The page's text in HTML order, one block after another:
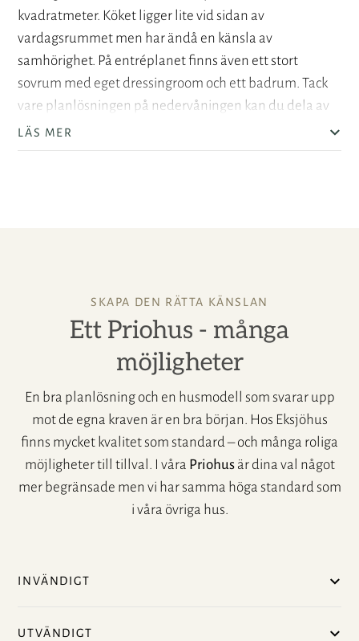
kvadratmeter. Köket ligger lite vid sidan av
vardagsrummet men har ändå en känsla av
samhörighet. På entréplanet finns även ett stort
sovrum med eget dressingroom och ett badrum. Tack
vare planlösningen på nedervåningen kan du dela av
vardagsrummet för att skapa ett till sovrum. Detta är
ett bra alternativ om du vill flytta in i huset snabbt och
övervåningen finns tre stora sovrum där ett ligger nära
klädkammare och wc. Kanske blir detta
LÄS MER OM JOHAN NYCROFT
LÄS MER
SKAPA DEN RÄTTA KÄNSLAN
Ett Priohus - många
möjligheter
En bra planlösning och en husmodell som svarar upp
mot de egna kraven är en bra början. Hos Eksjöhus
finns mycket kvalitet som standard – och många roliga
möjligheter till tillval. I våra Priohusär dina val något
mer begränsade men vi har samma höga standard som
i våra övriga hus.
INVÄNDIGT
UTVÄNDIGT